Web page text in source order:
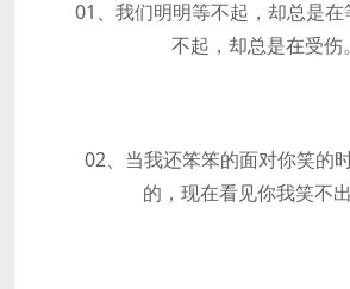
01、我们明明等不起，却总是在
不起，却总是在受伤。
02、当我还笨笨的面对你笑的
的，现在看见你我笑不出